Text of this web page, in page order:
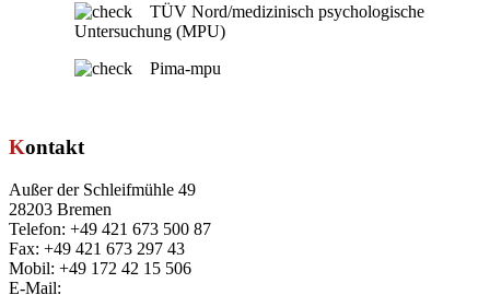
TÜV Nord/medizinisch psychologische
Untersuchung (MPU)
Pima-mpu
Kontakt
Außer der Schleifmühle 49
28203 Bremen
Telefon: +49 421 673 500 87
Fax: +49 421 673 297 43
Mobil: +49 172 42 15 506
E-Mail: